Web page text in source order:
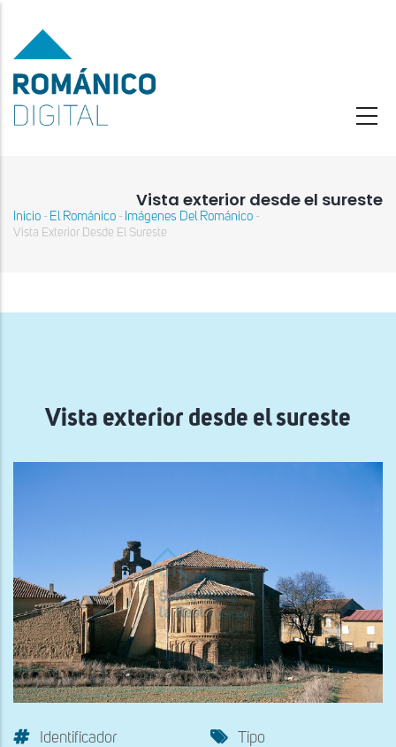
contenido
principal
Vista exterior desde el sureste
Sobrescribir
ayuda
Inicio - El Románico - Imágenes Del Románico -
Vista Exterior Desde El Sureste
Vista exterior desde el sureste
Identificador Tipo